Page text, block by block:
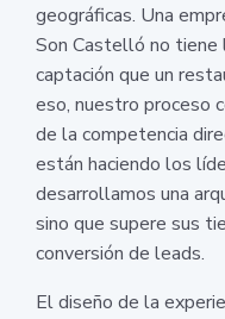
geográficas. Una
Son Castelló no tiene
captación que un
eso, nuestro proceso
de la competencia
están haciendo los
desarrollamos una
sino que supere sus
conversión de leads.
El diseño de la